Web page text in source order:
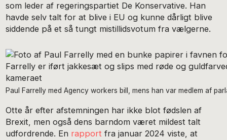
som leder af regeringspartiet De Konservative. Han
havde selv talt for at blive i EU og kunne dårligt blive
siddende på et så tungt mistillidsvotum fra vælgerne.
Paul Farrelly med Agency workers bill, mens han var medlem af
Otte år efter afstemningen har ikke blot fødslen af
Brexit, men også dens barndom været mildest talt
udfordrende. En rapport fra januar 2024 viste, at